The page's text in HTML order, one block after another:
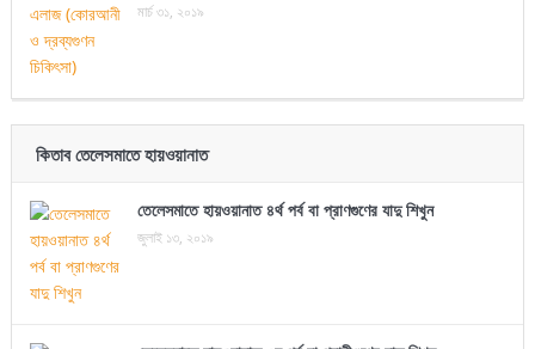
মার্চ ৩১, ২০১৯
কিতাব তেলেসমাতে হায়ওয়ানাত
তেলেসমাতে হায়ওয়ানাত ৪র্থ পর্ব বা প্রাণগুণের যাদু শিখুন
জুলাই ১৩, ২০১৯